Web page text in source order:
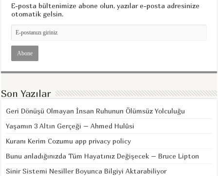
E-posta bültenimize abone olun, yazılar e-posta adresinize
otomatik gelsin.
Son Yazılar
Geri Dönüşü Olmayan İnsan Ruhunun Ölümsüz Yolculuğu
Yaşamın 3 Altın Gerçeği – Ahmed Hulûsi
Kuranı Kerim Cozumu app privacy policy
Bunu anladığınızda Tüm Hayatınız Değişecek – Bruce Lipton
Sinir Sistemi Nesiller Boyunca Bilgiyi Aktarabiliyor